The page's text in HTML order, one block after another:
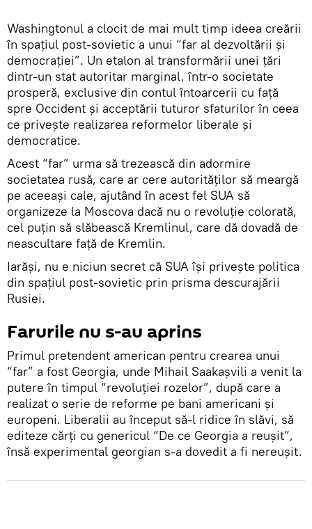
Washingtonul a clocit de mai mult timp ideea creării
în spațiul post-sovietic a unui “far al dezvoltării și
democrației”. Un etalon al transformării unei țări
dintr-un stat autoritar marginal, într-o societate
prosperă, exclusive din contul întoarcerii cu față
spre Occident și acceptării tuturor sfaturilor în ceea
ce privește realizarea reformelor liberale și
democratice.
Acest “far” urma să trezească din adormire
societatea rusă, care ar cere autorităților să meargă
pe aceeași cale, ajutând în acest fel SUA să
organizeze la Moscova dacă nu o revoluție colorată,
cel puțin să slăbească Kremlinul, care dă dovadă de
neascultare față de Kremlin.
Iarăși, nu e niciun secret că SUA își privește politica
din spațiul post-sovietic prin prisma descurajării
Rusiei.
Farurile nu s-au aprins
Primul pretendent american pentru crearea unui
“far” a fost Georgia, unde Mihail Saakașvili a venit la
putere în timpul “revoluției rozelor”, după care a
realizat o serie de reforme pe bani americani și
europeni. Liberalii au început să-l ridice în slăvi, să
editeze cărți cu genericul “De ce Georgia a reușit”,
însă experimental georgian s-a dovedit a fi nereușit.